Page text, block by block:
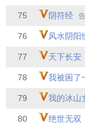
75 阴符经
76 风水阴阳
77 天下长安
78 我被困了
79 我的冰山
80 绝世无双